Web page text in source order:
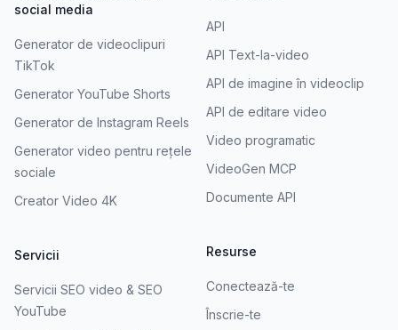
social media
Generator de videoclipuri
TikTok
Generator YouTube Shorts
Generator de Instagram Reels
Generator video pentru rețele
sociale
Creator Video 4K
Servicii
Servicii SEO video & SEO
YouTube
API
API Text-la-video
API de imagine în videoclip
API de editare video
Video programatic
VideoGen MCP
Documente API
Resurse
Conectează-te
Înscrie-te